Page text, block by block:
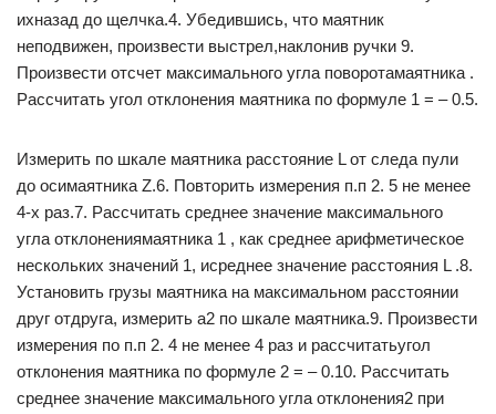
ихназад до щелчка.4. Убедившись, что маятник
неподвижен, произвести выстрел,наклонив ручки 9.
Произвести отсчет максимального угла поворотамаятника .
Рассчитать угол отклонения маятника по формуле 1 = – 0.5.
Измерить по шкале маятника расстояние L от следа пули
до осимаятника Z.6. Повторить измерения п.п 2. 5 не менее
4-х раз.7. Рассчитать среднее значение максимального
угла отклонениямаятника 1 , как среднее арифметическое
нескольких значений 1, исреднее значение расстояния L .8.
Установить грузы маятника на максимальном расстоянии
друг отдруга, измерить а2 по шкале маятника.9. Произвести
измерения по п.п 2. 4 не менее 4 раз и рассчитатьугол
отклонения маятника по формуле 2 = – 0.10. Рассчитать
среднее значение максимального угла отклонения2 при